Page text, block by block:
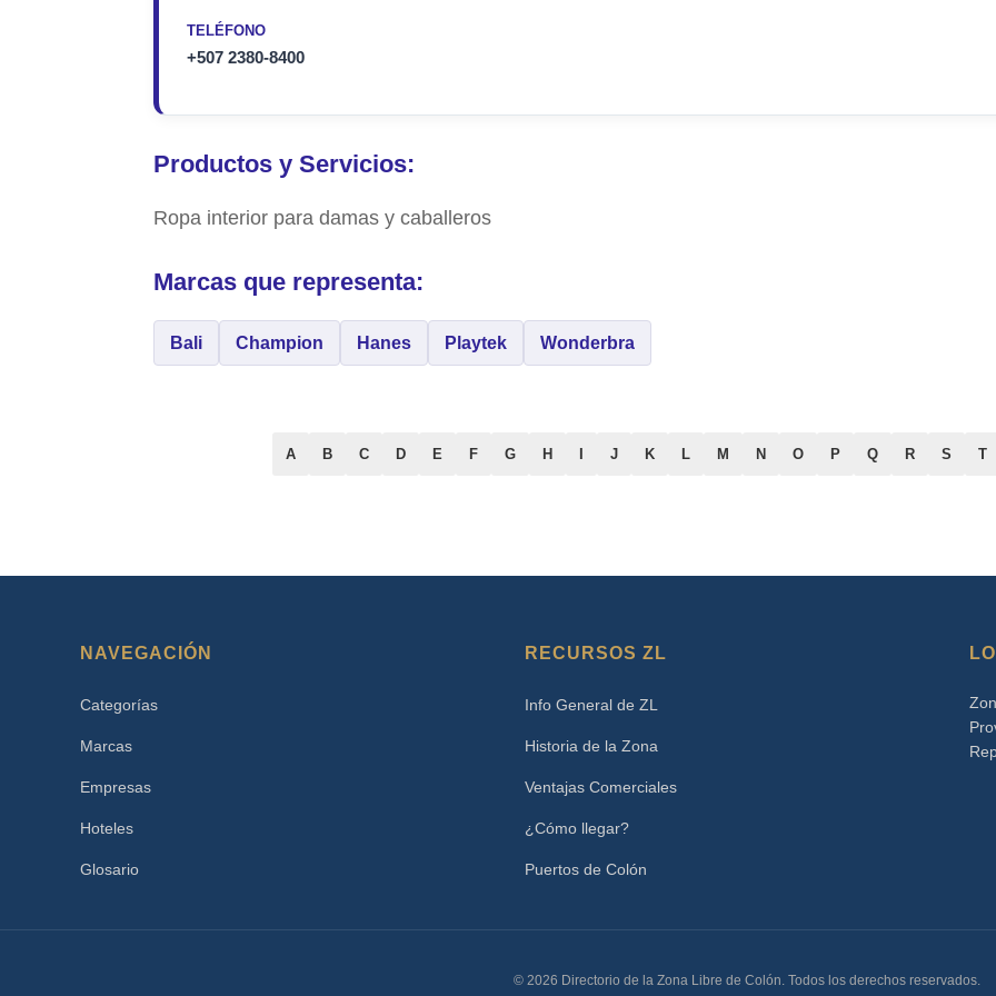
TELÉFONO
+507 2380-8400
Productos y Servicios:
Ropa interior para damas y caballeros
Marcas que representa:
Bali Champion Hanes Playtek Wonderbra
A B C D E F G H J K L M N O P Q R S T
NAVEGACIÓN
Categorías
Marcas
Empresas
Hoteles
Glosario
RECURSOS ZL
Info General de ZL
Historia de la Zona
Ventajas Comerciales
¿Cómo llegar?
Puertos de Colón
© 2026 Directorio de la Zona Libre de Colón. Todos los derechos reservados.